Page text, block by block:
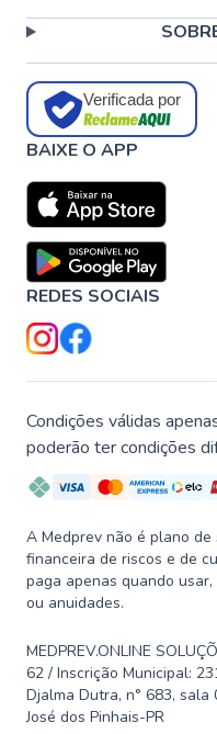
Verificada por
BAIXE O APP
REDES SOCIAIS
Condições válidas
poderão ter condições
A Medprev não é plano
financeira de riscos e de
paga apenas quando
ou anuidades.
MEDPREV.ONLINE
62 / Inscrição Municipal:
Djalma Dutra, n° 683, sala
José dos Pinhais-PR